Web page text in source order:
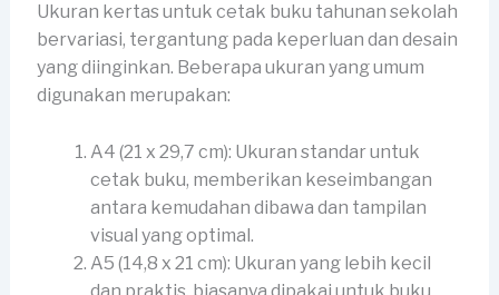
Ukuran kertas untuk cetak buku tahunan sekolah
bervariasi, tergantung pada keperluan dan desain
yang diinginkan. Beberapa ukuran yang umum
digunakan merupakan:
A4 (21 x 29,7 cm): Ukuran standar untuk
cetak buku, memberikan keseimbangan
antara kemudahan dibawa dan tampilan
visual yang optimal.
A5 (14,8 x 21 cm): Ukuran yang lebih kecil